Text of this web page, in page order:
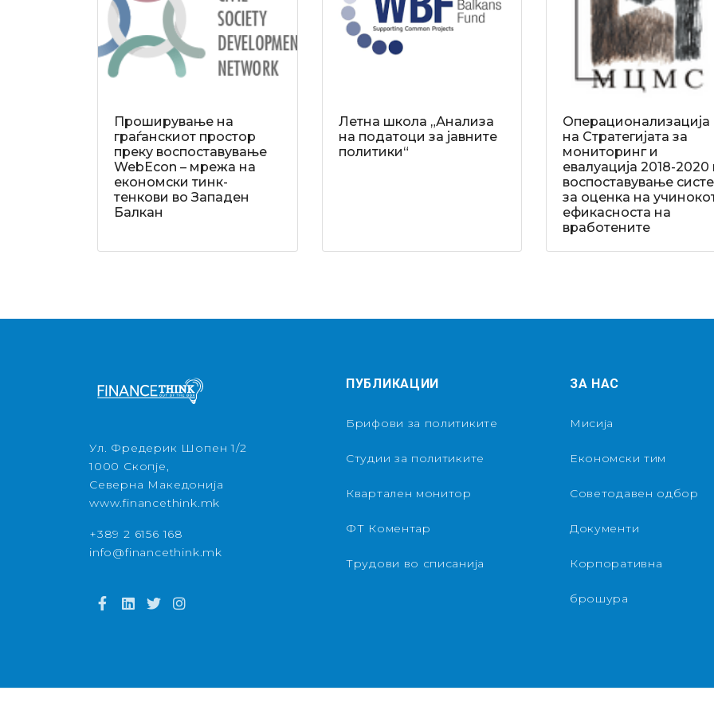
Проширување на
граѓанскиот простор
преку воспоставување
WebEcon – мрежа на
економски тинк-
тенкови во Западен
Балкан
Летна школа „Анализа
на податоци за јавните
политики“
Операционализација
на Стратегијата за
мониторинг и
евалуација 2018-2020
воспоставување
за оценка на
ефикасноста на
вработените
Ул. Фредерик Шопен 1/2
1000 Скопје,
Северна Македонија
www.financethink.mk
+389 2 6156 168
info@financethink.mk
ПУБЛИКАЦИИ
Брифови за политиките
Студии за политиките
Квартален монитор
ФТ Коментар
Трудови во списанија
ЗА НАС
Мисија
Економски тим
Советодавен одбор
Документи
Корпоративна
брошура